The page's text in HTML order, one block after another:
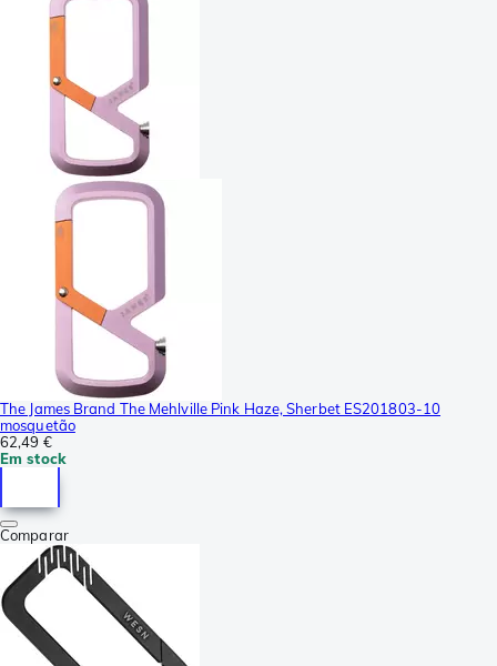
The James Brand The Mehlville Pink Haze, Sherbet ES201803-10
mosquetão
62,49 €
Em stock
Comparar